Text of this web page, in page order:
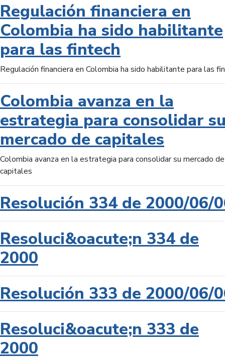
Regulación financiera en
Colombia ha sido habilitante
para las fintech
Regulación financiera en Colombia ha sido habilitante para las
Colombia avanza en la
estrategia para consolidar
mercado de capitales
Colombia avanza en la estrategia para consolidar su mercado de
capitales
Resolución 334 de 2000/06/
Resoluci&oacute;n 334 de
2000
Resolución 333 de 2000/06/
Resoluci&oacute;n 333 de
2000